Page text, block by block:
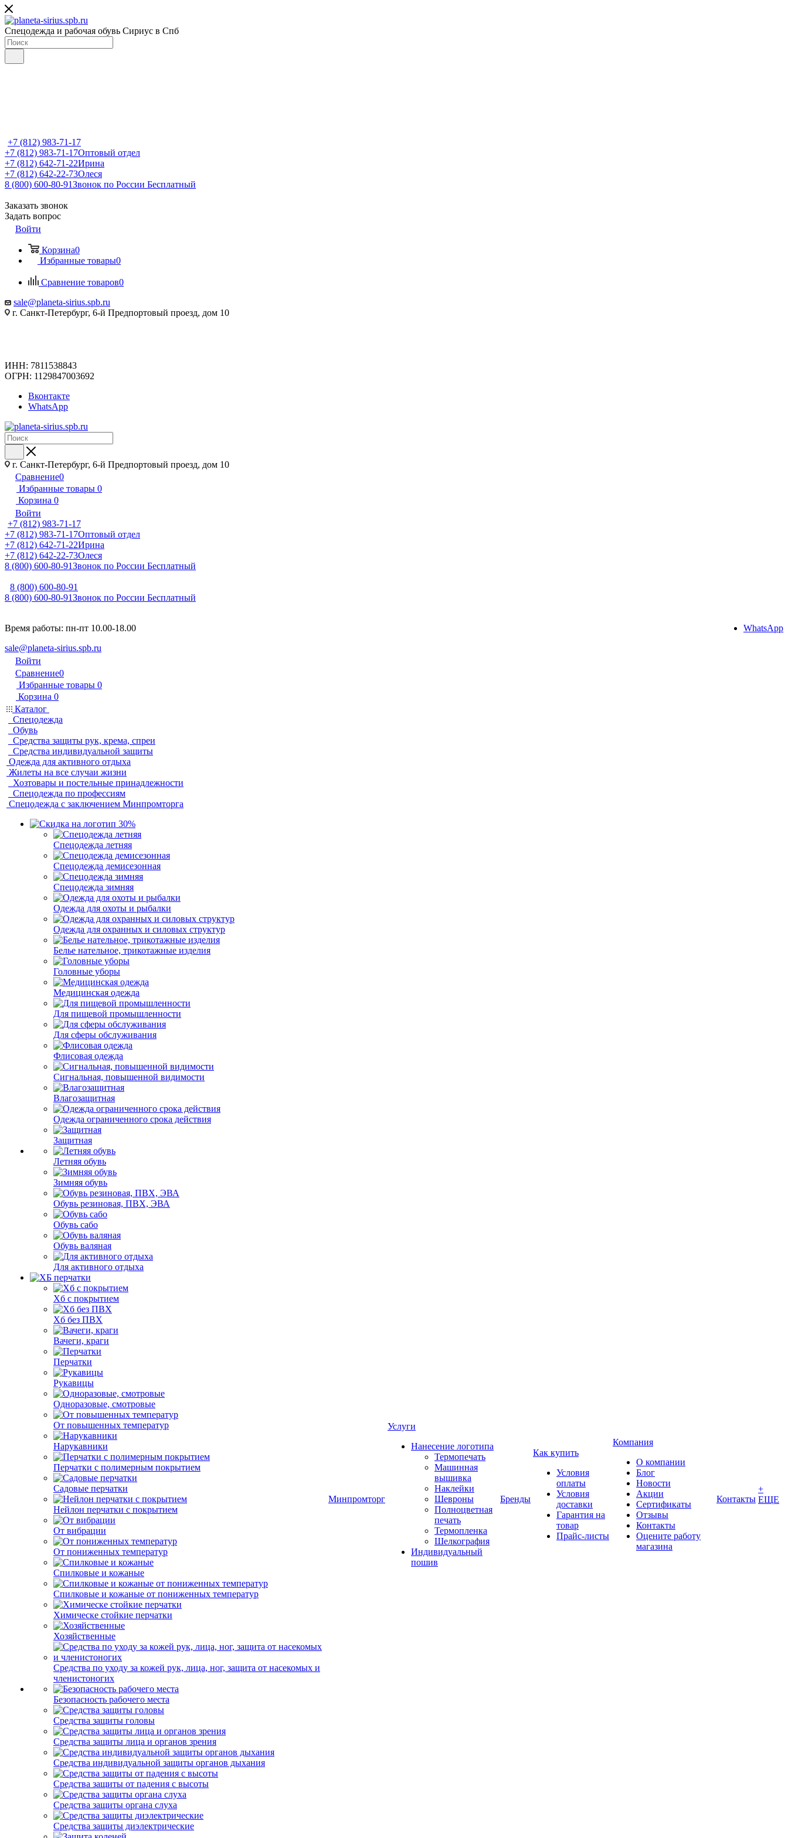
Спецодежда и рабочая обувь Сириус в Спб
+7 (812) 983-71-17
+7 (812) 983-71-17Оптовый отдел
+7 (812) 642-71-22Ирина
+7 (812) 642-22-73Олеся
8 (800) 600-80-91Звонок по России Бесплатный
Заказать звонок
Задать вопрос
Войти
Корзина0
Избранные товары0
Сравнение товаров0
sale@planeta-sirius.spb.ru
г. Санкт-Петербург, 6-й Предпортовый проезд, дом 10
ИНН: 7811538843
ОГРН: 1129847003692
Вконтакте
WhatsApp
г. Санкт-Петербург, 6-й Предпортовый проезд, дом 10
Сравнение0
Избранные товары 0
Корзина 0
Войти
+7 (812) 983-71-17
+7 (812) 983-71-17Оптовый отдел
+7 (812) 642-71-22Ирина
+7 (812) 642-22-73Олеся
8 (800) 600-80-91Звонок по России Бесплатный
8 (800) 600-80-91
8 (800) 600-80-91Звонок по России Бесплатный
Время работы: пн-пт 10.00-18.00
sale@planeta-sirius.spb.ru
WhatsApp
Войти
Сравнение0
Избранные товары 0
Корзина 0
Каталог
Спецодежда
Обувь
Средства защиты рук, крема, спреи
Средства индивидуальной защиты
Одежда для активного отдыха
Жилеты на все случаи жизни
Хозтовары и постельные принадлежности
Спецодежда по профессиям
Спецодежда с заключением Минпромторга
Спецодежда летняя
Спецодежда демисезонная
Спецодежда зимняя
Одежда для охоты и рыбалки
Одежда для охранных и силовых структур
Белье нательное, трикотажные изделия
Головные уборы
Медицинская одежда
Для пищевой промышленности
Для сферы обслуживания
Флисовая одежда
Сигнальная, повышенной видимости
Влагозащитная
Одежда ограниченного срока действия
Защитная
Летняя обувь
Зимняя обувь
Обувь резиновая, ПВХ, ЭВА
Обувь сабо
Обувь валяная
Для активного отдыха
Хб с покрытием
Хб без ПВХ
Вачеги, краги
Перчатки
Рукавицы
Одноразовые, смотровые
От повышенных температур
Нарукавники
Перчатки с полимерным покрытием
Садовые перчатки
Нейлон перчатки с покрытием
От вибрации
От пониженных температур
Спилковые и кожаные
Спилковые и кожаные от пониженных температур
Химическе стойкие перчатки
Хозяйственные
Средства по уходу за кожей рук, лица, ног, защита от насекомых и
членистоногих
Безопасность рабочего места
Средства защиты головы
Средства защиты лица и органов зрения
Средства индивидуальной защиты органов дыхания
Средства защиты от падения с высоты
Средства защиты органа слуха
Средства защиты диэлектрические
Минпромторг
Услуги
Нанесение логотипа
Термопечать
Машинная
вышивка
Наклейки
Шевроны
Полноцветная
печать
Термопленка
Шелкография
Индивидуальный
пошив
Бренды
Как купить
Условия
оплаты
Условия
доставки
Гарантия на
товар
Прайс-листы
Компания
О компании
Блог
Новости
Акции
Сертификаты
Отзывы
Контакты
Оцените работу
магазина
Контакты
+
ЕЩЕ